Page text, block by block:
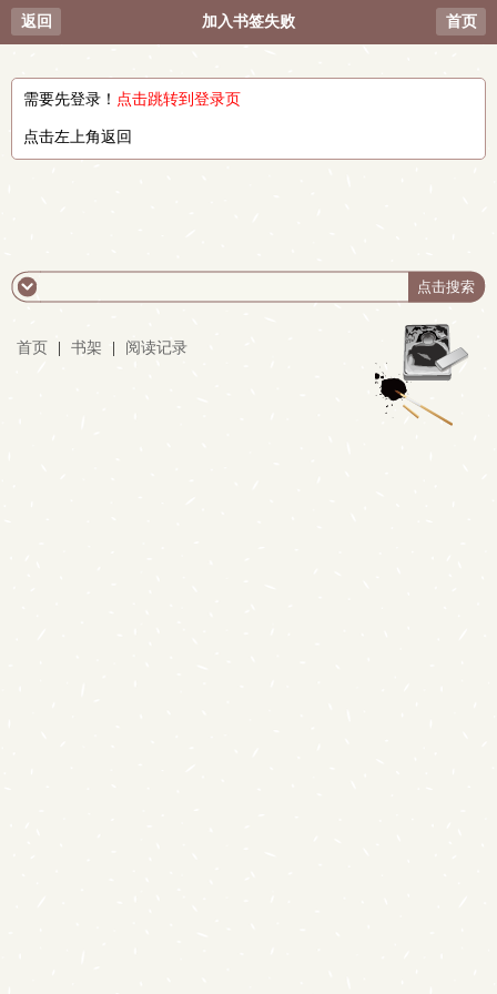
返回 加入书签失败 首页
需要先登录！ 点击跳转到登录页
点击左上角返回
首页 书架 阅读记录